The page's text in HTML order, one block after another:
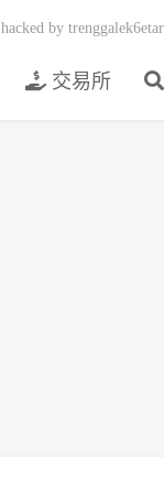
交易所
hacked by trenggalek6etar